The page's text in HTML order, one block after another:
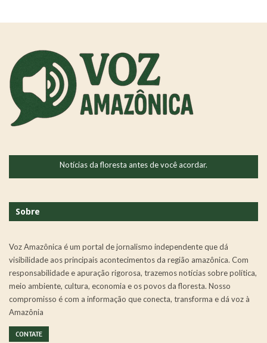
Notícias da floresta antes de você acordar.
Sobre
Voz Amazônica é um portal de jornalismo independente que dá
visibilidade aos principais acontecimentos da região amazônica. Com
responsabilidade e apuração rigorosa, trazemos notícias sobre política,
meio ambiente, cultura, economia e os povos da floresta. Nosso
compromisso é com a informação que conecta, transforma e dá voz à
Amazônia
CONTATE